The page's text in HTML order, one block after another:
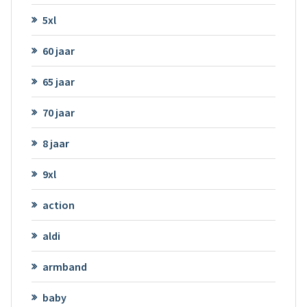
5xl
60 jaar
65 jaar
70 jaar
8 jaar
9xl
action
aldi
armband
baby